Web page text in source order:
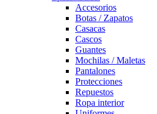
Accesorios
Botas / Zapatos
Casacas
Cascos
Guantes
Mochilas / Maletas
Pantalones
Protecciones
Repuestos
Ropa interior